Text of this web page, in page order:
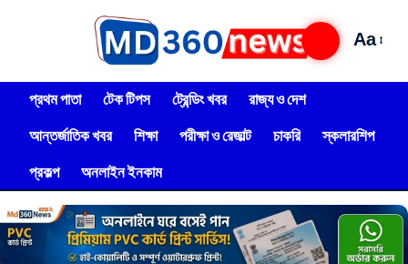
Aa
প্রথম পাতা টেক টিপস ট্রেন্ডিং খবর
রাজ্য ও দেশ
আন্তর্জাতিক খবর
শিক্ষা পরীক্ষা ও রেজাল্ট চাকরি
স্কলারশিপ
প্রকল্প
অনলাইন ইনকাম